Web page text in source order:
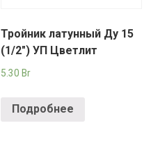
Тройник латунный Ду 15
(1/2") УП Цветлит
5.30 Br
Подробнее